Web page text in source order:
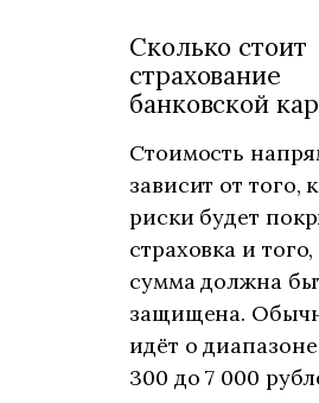
Сколько стоит
страхование
банковской
Стоимость
зависит от того,
риски будет
страховка и того,
сумма должна
защищена.
идёт о
300 до 7 000